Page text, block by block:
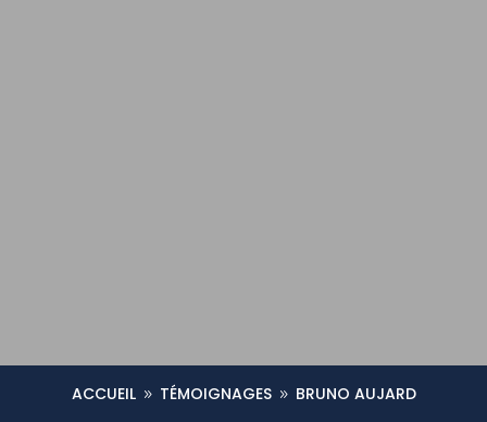
ACCUEIL 9 TÉMOIGNAGES 9 BRUNO AUJARD